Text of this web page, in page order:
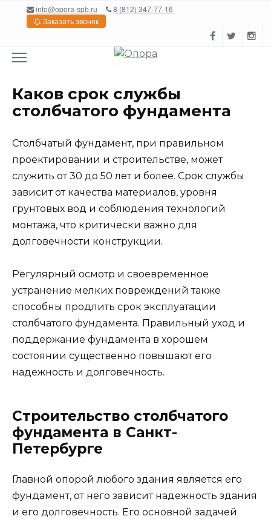
Перейтиinfo@opora-spb.ru
8 (812) 347-77-16
Заказать звонок
Каков срок службы
столбчатого фундамента
Столбчатый фундамент, при правильном
проектировании и строительстве, может
служить от 30 до 50 лет и более. Срок службы
зависит от качества материалов, уровня
грунтовых вод и соблюдения технологий
монтажа, что критически важно для
долговечности конструкции.
Регулярный осмотр и своевременное
устранение мелких повреждений также
способны продлить срок эксплуатации
столбчатого фундамента. Правильный уход и
поддержание фундамента в хорошем
состоянии существенно повышают его
надежность и долговечность.
Строительство столбчатого
фундамента в Санкт-
Петербурге
Главной опорой любого здания является его
фундамент, от него зависит надежность здания
и его долговечность. Его основной задачей